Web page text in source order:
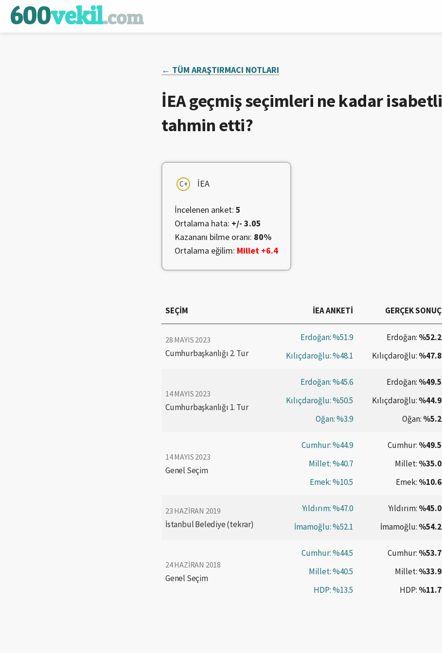
600vekil.com
← TÜM ARAŞTIRMACI NOTLARI
İEA geçmiş seçimleri ne kadar isabetli
tahmin etti?
C+ İEA
İncelenen anket: 5
Ortalama hata: +/- 3.05
Kazananı bilme oranı: 80%
Ortalama eğilim: Millet +6.4
SEÇİM İEAANKETİ GERÇEK SONUÇ
28 MAYIS 2023
Cumhurbaşkanlığı 2. Tur
Erdoğan:%51.9
Kılıçdaroğlu:%48.1
Erdoğan: %52.2
Kılıçdaroğlu: %47.8
14 MAYIS 2023
Cumhurbaşkanlığı 1. Tur
Erdoğan:%45.6
Kılıçdaroğlu:%50.5
Oğan:%3.9
Erdoğan: %49.5
Kılıçdaroğlu: %44.9
Oğan: %5.2
14 MAYIS 2023
Genel Seçim
Cumhur:%44.9
Millet:%40.7
Emek:%10.5
Cumhur: %49.5
Millet: %35.0
Emek: %10.6
23 HAZIRAN 2019
İstanbul Belediye (tekrar)
Yıldırım:%47.0
İmamoğlu:%52.1
Yıldırım: %45.0
İmamoğlu: %54.2
24 HAZIRAN 2018
Genel Seçim
Cumhur:%44.5
Millet:%40.5
HDP:%13.5
Cumhur: %53.7
Millet: %33.9
HDP: %11.7